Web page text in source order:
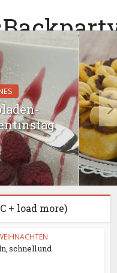
+ load more)
schnell und